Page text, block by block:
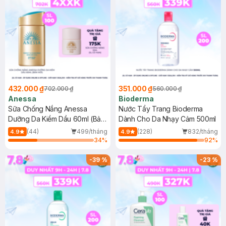
432.000 ₫702.000 ₫
Anessa
Sữa Chống Nắng Anessa
Dưỡng Da Kiềm Dầu 60ml (Bản
Mới)
4.9 (44)
499/tháng
34%
351.000 ₫560.000 ₫
Bioderma
Nước Tẩy Trang Bioderma
Dành Cho Da Nhạy Cảm 500ml
4.9 (228)
832/tháng
92%
-39% -23%